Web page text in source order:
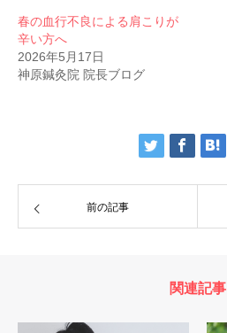
春の血行不良による肩こりが
辛い方へ
2026年5月17日
神原鍼灸院 院長ブログ
前の記事
関連記事